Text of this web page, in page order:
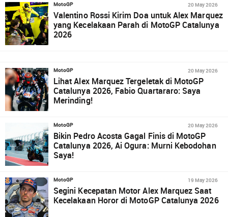
MotoGP 20 May 2026
Valentino Rossi Kirim Doa untuk Alex Marquez
yang Kecelakaan Parah di MotoGP Catalunya
2026
MotoGP 20 May 2026
Lihat Alex Marquez Tergeletak di MotoGP
Catalunya 2026, Fabio Quartararo: Saya
Merinding!
MotoGP 20 May 2026
Bikin Pedro Acosta Gagal Finis di MotoGP
Catalunya 2026, Ai Ogura: Murni Kebodohan
Saya!
MotoGP 19 May 2026
Segini Kecepatan Motor Alex Marquez Saat
Kecelakaan Horor di MotoGP Catalunya 2026